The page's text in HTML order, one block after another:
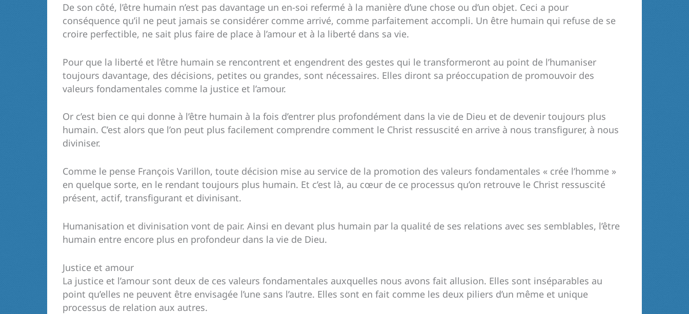
De son côté, l’être humain n’est pas davantage un en-soi refermé à la manière d’une chose ou d’un objet. Ceci a pour
conséquence qu’il ne peut jamais se considérer comme arrivé, comme parfaitement accompli. Un être humain qui refuse de se
croire perfectible, ne sait plus faire de place à l’amour et à la liberté dans sa vie.
Pour que la liberté et l’être humain se rencontrent et engendrent des gestes qui le transformeront au point de l’humaniser
toujours davantage, des décisions, petites ou grandes, sont nécessaires. Elles diront sa préoccupation de promouvoir des
valeurs fondamentales comme la justice et l’amour.
Or c’est bien ce qui donne à l’être humain à la fois d’entrer plus profondément dans la vie de Dieu et de devenir toujours plus
humain. C’est alors que l’on peut plus facilement comprendre comment le Christ ressuscité en arrive à nous transfigurer, à nous
diviniser.
Comme le pense François Varillon, toute décision mise au service de la promotion des valeurs fondamentales « crée l’homme »
en quelque sorte, en le rendant toujours plus humain. Et c’est là, au cœur de ce processus qu’on retrouve le Christ ressuscité
présent, actif, transfigurant et divinisant.
Humanisation et divinisation vont de pair. Ainsi en devant plus humain par la qualité de ses relations avec ses semblables, l’être
humain entre encore plus en profondeur dans la vie de Dieu.
Justice et amour
La justice et l’amour sont deux de ces valeurs fondamentales auxquelles nous avons fait allusion. Elles sont inséparables au
point qu’elles ne peuvent être envisagée l’une sans l’autre. Elles sont en fait comme les deux piliers d’un même et unique
processus de relation aux autres.